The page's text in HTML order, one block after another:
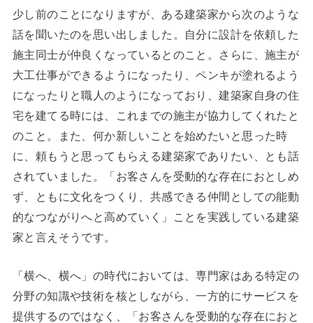
少し前のことになりますが、ある建築家から次のような
話を聞いたのを思い出しました。自分に設計を依頼した
施主同士が仲良くなっているとのこと。さらに、施主が
大工仕事ができるようになったり、ペンキが塗れるよう
になったりと職人のようになっており、建築家自身の住
宅を建てる時には、これまでの施主が協力してくれたと
のこと。また、何か新しいことを始めたいと思った時
に、頼もうと思ってもらえる建築家でありたい、とも話
されていました。「お客さんを受動的な存在におとしめ
ず、ともに文化をつくり、共感できる仲間としての能動
的なつながりへと高めていく」ことを実践している建築
家と言えそうです。
「横へ、横へ」の時代においては、専門家はある特定の
分野の知識や技術を核としながら、一方的にサービスを
提供するのではなく、「お客さんを受動的な存在におと